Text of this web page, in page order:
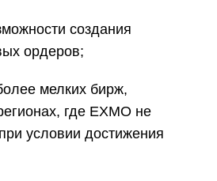
создания
ордеров;
мелких бирж,
где EXMO не
условии достижения